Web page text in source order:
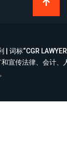
| 词标“CGR
宣传法律、会计、